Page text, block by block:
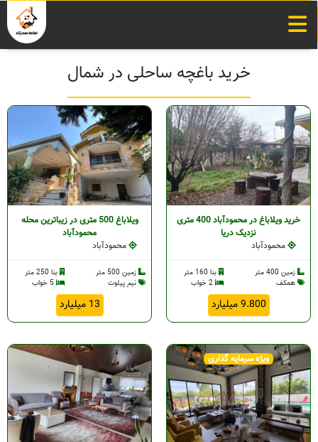
خرید باغچه ساحلی در شمال
خرید ویلاباغ در محمودآباد 400 متری
نزدیک دریا
محمودآباد
زمین 400 متر
بنا 160 متر
همکف
9.800 میلیارد
ویلاباغ 500 متری در زیباترین محله
محمودآباد
محمودآباد
زمین 500 متر
بنا 250 متر
نیم پیلوت
13 میلیارد
ویژه سرمایه گذاری